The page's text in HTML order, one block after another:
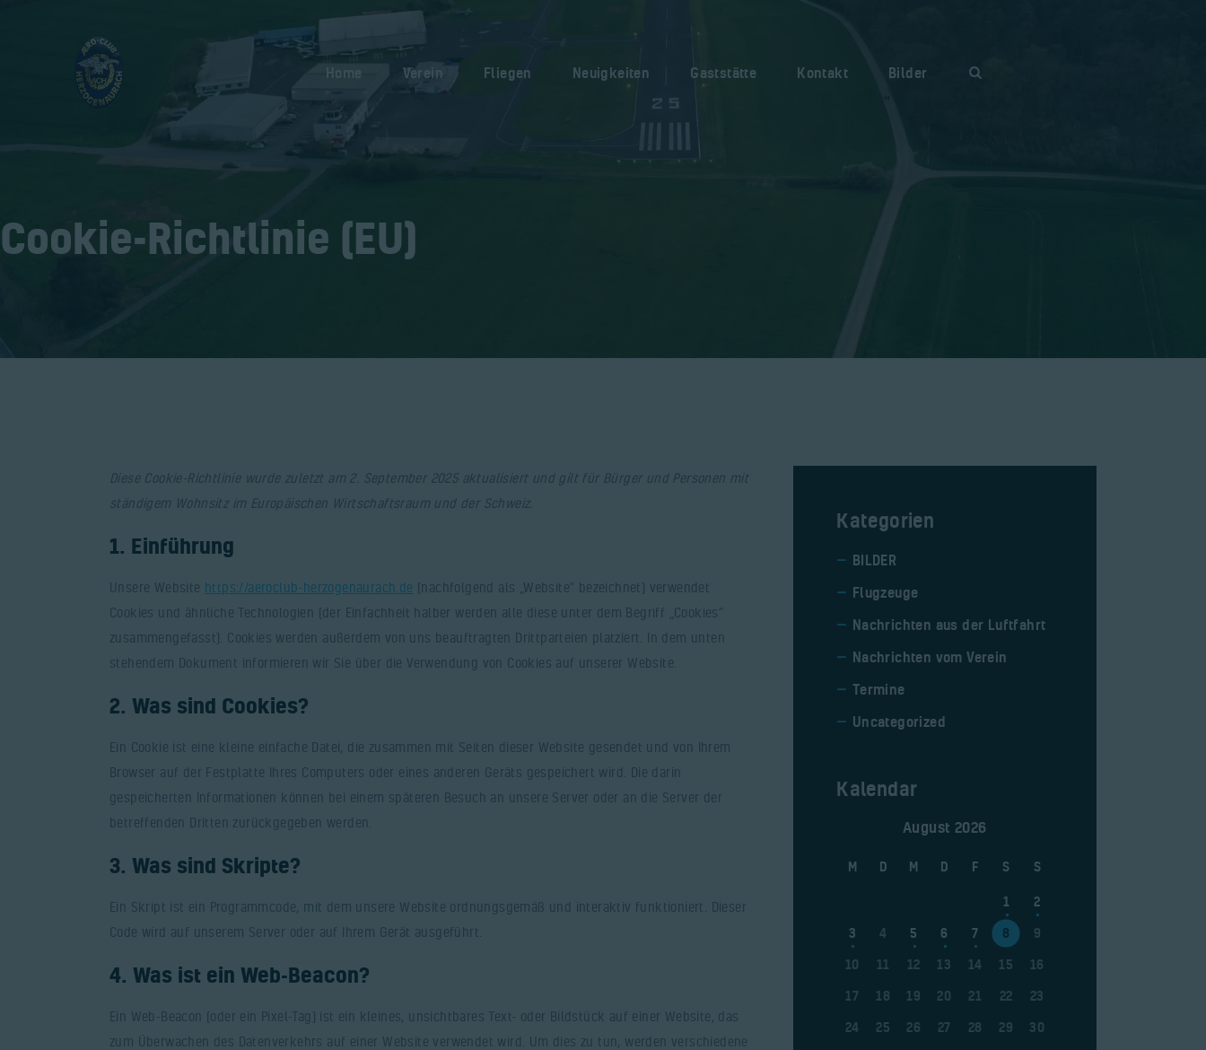
Home Verein Fliegen Neuigkeiten Gaststätte Kontakt Bilder
Cookie-Richtlinie (EU)
Home
Verein
Fliegen
Bilder
Diese Cookie-Richtlinie wurde zuletzt am 2. September 2025 aktualisiert und gilt für Bürger und Personen mit
ständigem Wohnsitz im Europäischen Wirtschaftsraum und der Schweiz.
1. Einführung
Unsere Website https://aeroclub-herzogenaurach.de (nachfolgend als „Website“ bezeichnet) verwendet
Cookies und ähnliche Technologien (der Einfachheit halber werden alle diese unter dem Begriff „Cookies“
zusammengefasst). Cookies werden außerdem von uns beauftragten Drittparteien platziert. In dem unten
stehendem Dokument informieren wir Sie über die Verwendung von Cookies auf unserer Website.
2. Was sind Cookies?
Ein Cookie ist eine kleine einfache Datei, die zusammen mit Seiten dieser Website gesendet und von Ihrem
Browser auf der Festplatte Ihres Computers oder eines anderen Geräts gespeichert wird. Die darin
gespeicherten Informationen können bei einem späteren Besuch an unsere Server oder an die Server der
betreffenden Dritten zurückgegeben werden.
3. Was sind Skripte?
Ein Skript ist ein Programmcode, mit dem unsere Website ordnungsgemäß und interaktiv funktioniert. Dieser
Code wird auf unserem Server oder auf Ihrem Gerät ausgeführt.
4. Was ist ein Web-Beacon?
Ein Web-Beacon (oder ein Pixel-Tag) ist ein kleines, unsichtbares Text- oder Bildstück auf einer Website, das
zum Überwachen des Datenverkehrs auf einer Website verwendet wird. Um dies zu tun, werden verschiedene
Kategorien
BILDER
Flugzeuge
Nachrichten aus der Luftfahrt
Nachrichten vom Verein
Termine
Uncategorized
Kalendar
August 2026
M D M D F S S
1
2
3
4 5 6 7 8
9
10
11 12 13 14 15
16
17
18 19 20 21 22
23
24
25 26 27 28 29
30